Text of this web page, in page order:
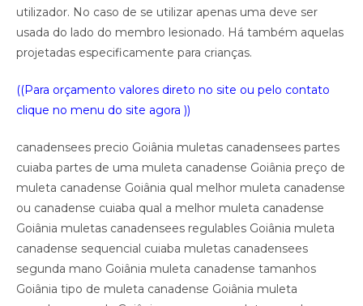
utilizador. No caso de se utilizar apenas uma deve ser
usada do lado do membro lesionado. Há também aquelas
projetadas especificamente para crianças.
((Para orçamento valores direto no site ou pelo contato
clique no menu do site agora ))
canadensees precio Goiânia muletas canadensees partes
cuiaba partes de uma muleta canadense Goiânia preço de
muleta canadense Goiânia qual melhor muleta canadense
ou canadense cuiaba qual a melhor muleta canadense
Goiânia muletas canadensees regulables Goiânia muleta
canadense sequencial cuiaba muletas canadensees
segunda mano Goiânia muleta canadense tamanhos
Goiânia tipo de muleta canadense Goiânia muleta